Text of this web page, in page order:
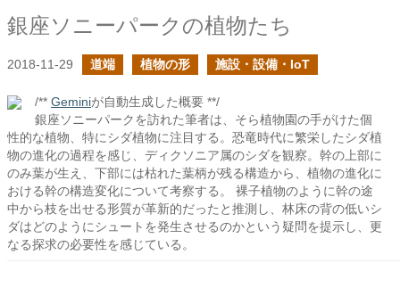
銀座ソニーパークの植物たち
2018-11-29 道端 植物の形 施設・設備・IoT
/** Geminiが自動生成した概要 **/
銀座ソニーパークを訪れた筆者は、そら植物園の手がけた個
性的な植物、特にシダ植物に注目する。恐竜時代に繁栄したシダ植
物の進化の過程を感じ、ディクソニア属のシダを観察。幹の上部に
のみ葉が生え、下部には枯れた葉柄が残る構造から、植物の進化に
おける幹の構造変化について考察する。 裸子植物のように幹の途
中から枝を出せる形質が革新的だったと推測し、林床の背の低いシ
ダはどのようにシュートを発生させるのかという疑問を提示し、更
なる探求の必要性を感じている。